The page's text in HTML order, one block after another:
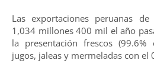
Las exportaciones peruanas
1,034 millones 400 mil el año
la presentación frescos
jugos, jaleas y mermeladas con el